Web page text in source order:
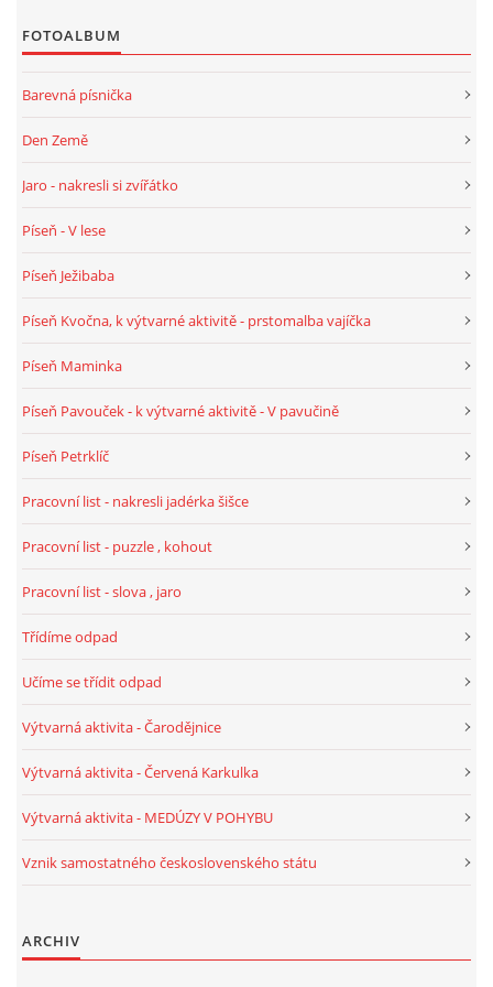
PÍSNĚ K TÉMATU PODZIM
BÁSNĚ K TÉMATU PODZIM
POHYBOVÉ AKTIVITY NA TÉMA PODZIM
PÍSNĚ K TÉMATU ZIMA
POHYBOVÉ AKTIVITY NA TÉMA ZIMA
TÝDENNÍ PLÁNY
MONTESSORI AKTIVITA
KALENDÁŘ PRO DĚTI
FOTOALBUM
Barevná písnička
Den Země
Jaro - nakresli si zvířátko
Píseň - V lese
Píseň Ježibaba
Píseň Kvočna, k výtvarné aktivitě - prstomalba vajíčka
Píseň Maminka
Píseň Pavouček - k výtvarné aktivitě - V pavučině
Píseň Petrklíč
Pracovní list - nakresli jadérka šišce
Pracovní list - puzzle , kohout
Pracovní list - slova , jaro
Třídíme odpad
Učíme se třídit odpad
Výtvarná aktivita - Čarodějnice
Výtvarná aktivita - Červená Karkulka
Výtvarná aktivita - MEDÚZY V POHYBU
Vznik samostatného československého státu
ARCHIV